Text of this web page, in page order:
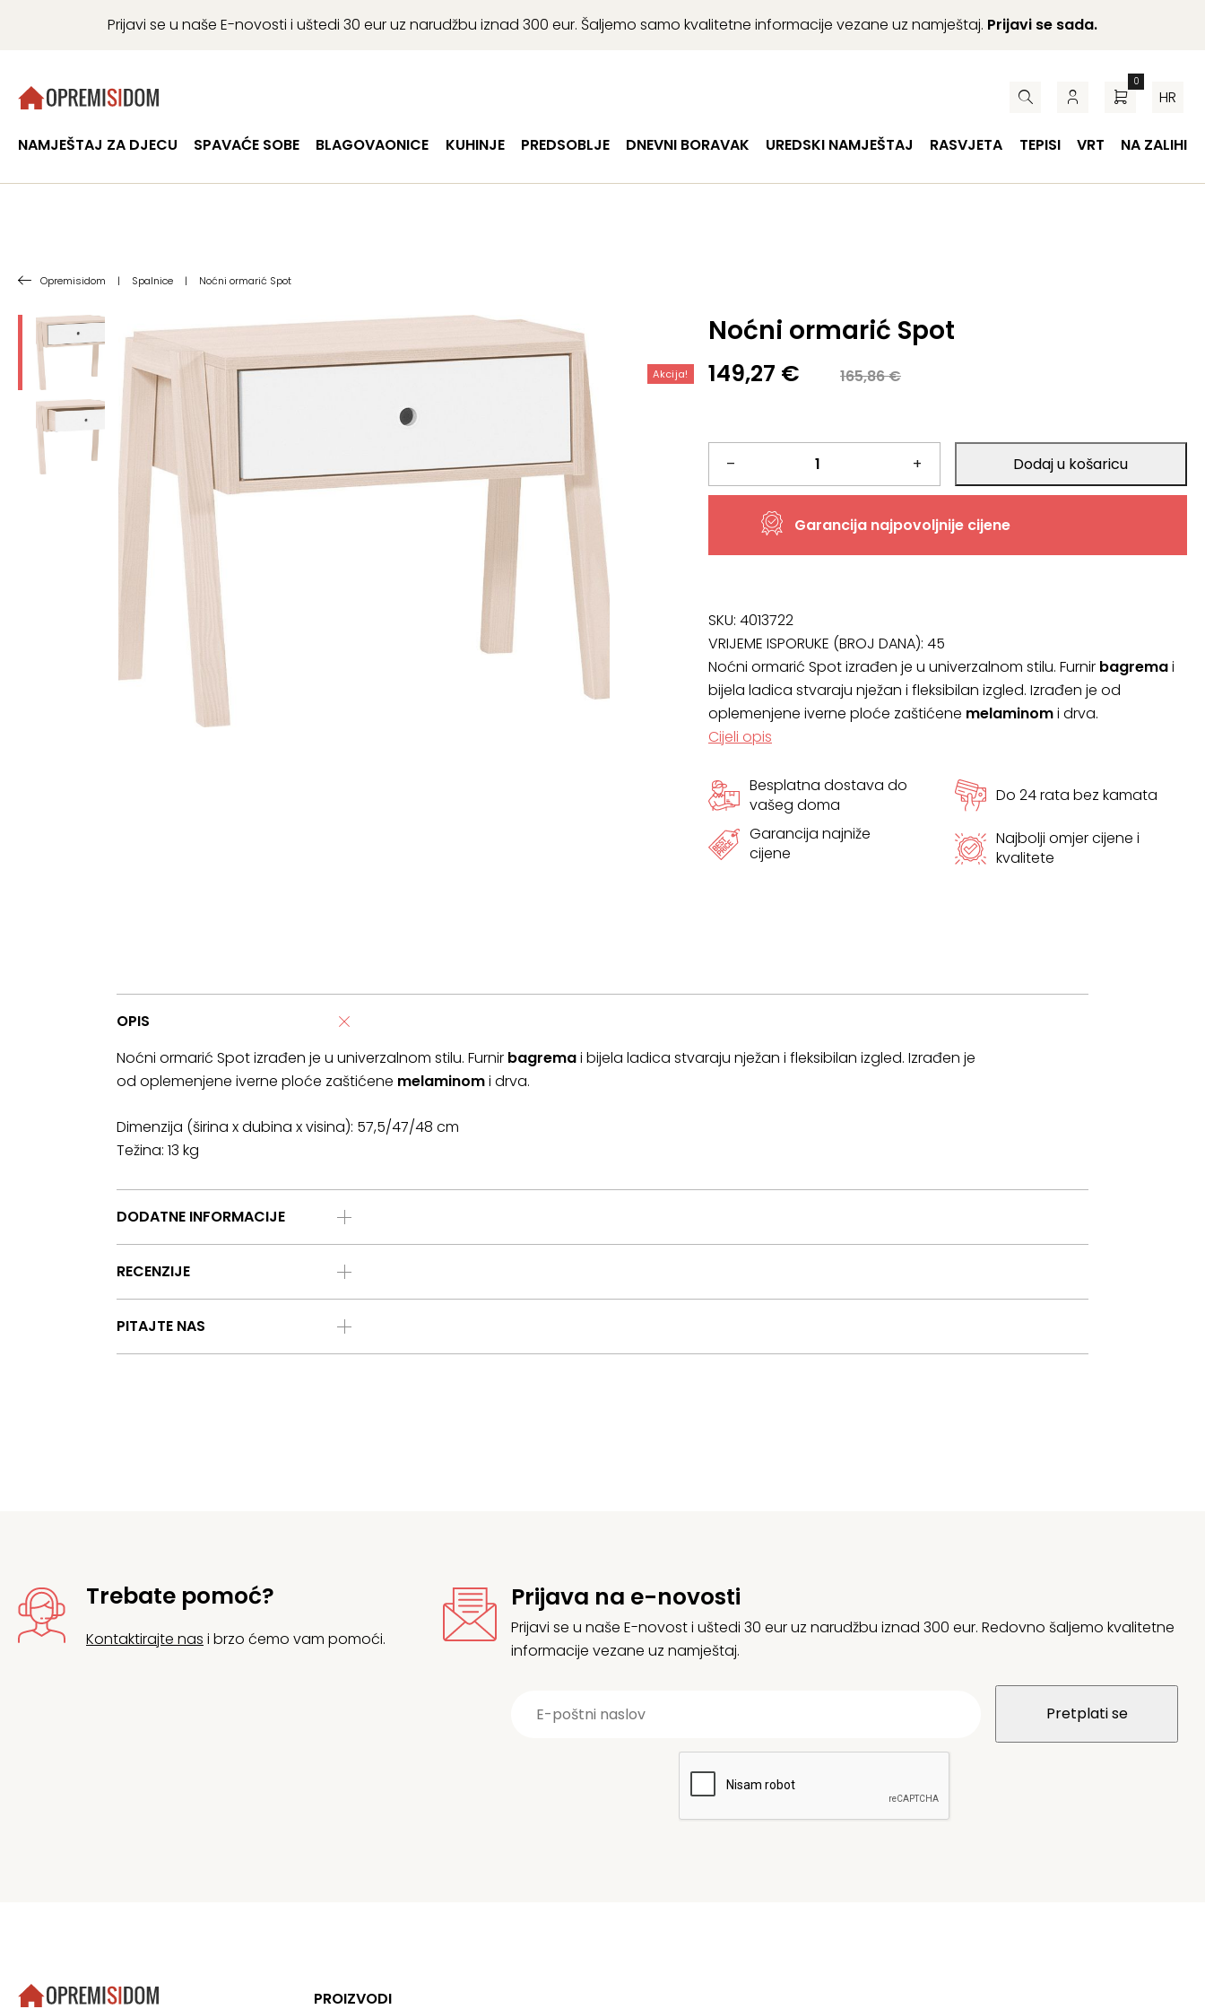
Prijavi se u naše E-novosti i uštedi 30 eur uz narudžbu iznad 300 eur. Šaljemo samo kvalitetne informacije vezane uz namještaj. Prijavi se sada.
0
HR
NAMJEŠTAJ ZA DJECU SPAVAĆE SOBE BLAGOVAONICE KUHINJE PREDSOBLJE DNEVNI BORAVAK UREDSKI NAMJEŠTAJ RASVJETA TEPISI VRT NA ZALIHI
Opremisidom | Spalnice | Noćni ormarić Spot
Noćni ormarić Spot
Akcija! 165,86€
Izvorna
je:
165,86 €.
149,27 €
Trenutna
149,27 €.
–
Noćni
ormarić
+ Dodaj u košaricu
Garancija najpovoljnije cijene
SKU: 4013722
VRIJEME ISPORUKE (BROJ DANA): 45
Noćni ormarić Spot izrađen je u univerzalnom stilu. Furnir bagremai
bijela ladica stvaraju nježan i fleksibilan izgled. Izrađen je od
oplemenjene iverne ploće zaštićene melaminomi drva.
Cijeli opis
Besplatna dostava do
vašeg doma
Do 24 rata bez kamata
Garancija najniže
cijene
Najbolji omjer cijene i
kvalitete
OPIS
Noćni ormarić Spot izrađen je u univerzalnom stilu. Furnir bagremai bijela ladica stvaraju nježan i fleksibilan izgled. Izrađen je
od oplemenjene iverne ploće zaštićene melaminomi drva.
Dimenzija (širina x dubina x visina): 57,5/47/48 cm
Težina: 13 kg
DODATNE INFORMACIJE
RECENZIJE
PITAJTE NAS
Trebate pomoć?
Kontaktirajte nas i brzo ćemo vam pomoći.
Prijava na e-novosti
Prijavi se u naše E-novost i uštedi 30 eur uz narudžbu iznad 300 eur. Redovno šaljemo kvalitetne
informacije vezane uz namještaj.
PROIZVODI